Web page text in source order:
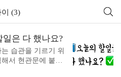
이 (3)
은 다 했나요?
습관을 기르기 위
서 현관문에 붙여
- 문이 잘 닫혔는